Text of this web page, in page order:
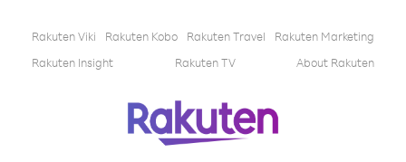
Rakuten Viki Rakuten Kobo Rakuten Travel
Rakuten Marketing
Rakuten Insight
Rakuten TV About Rakuten